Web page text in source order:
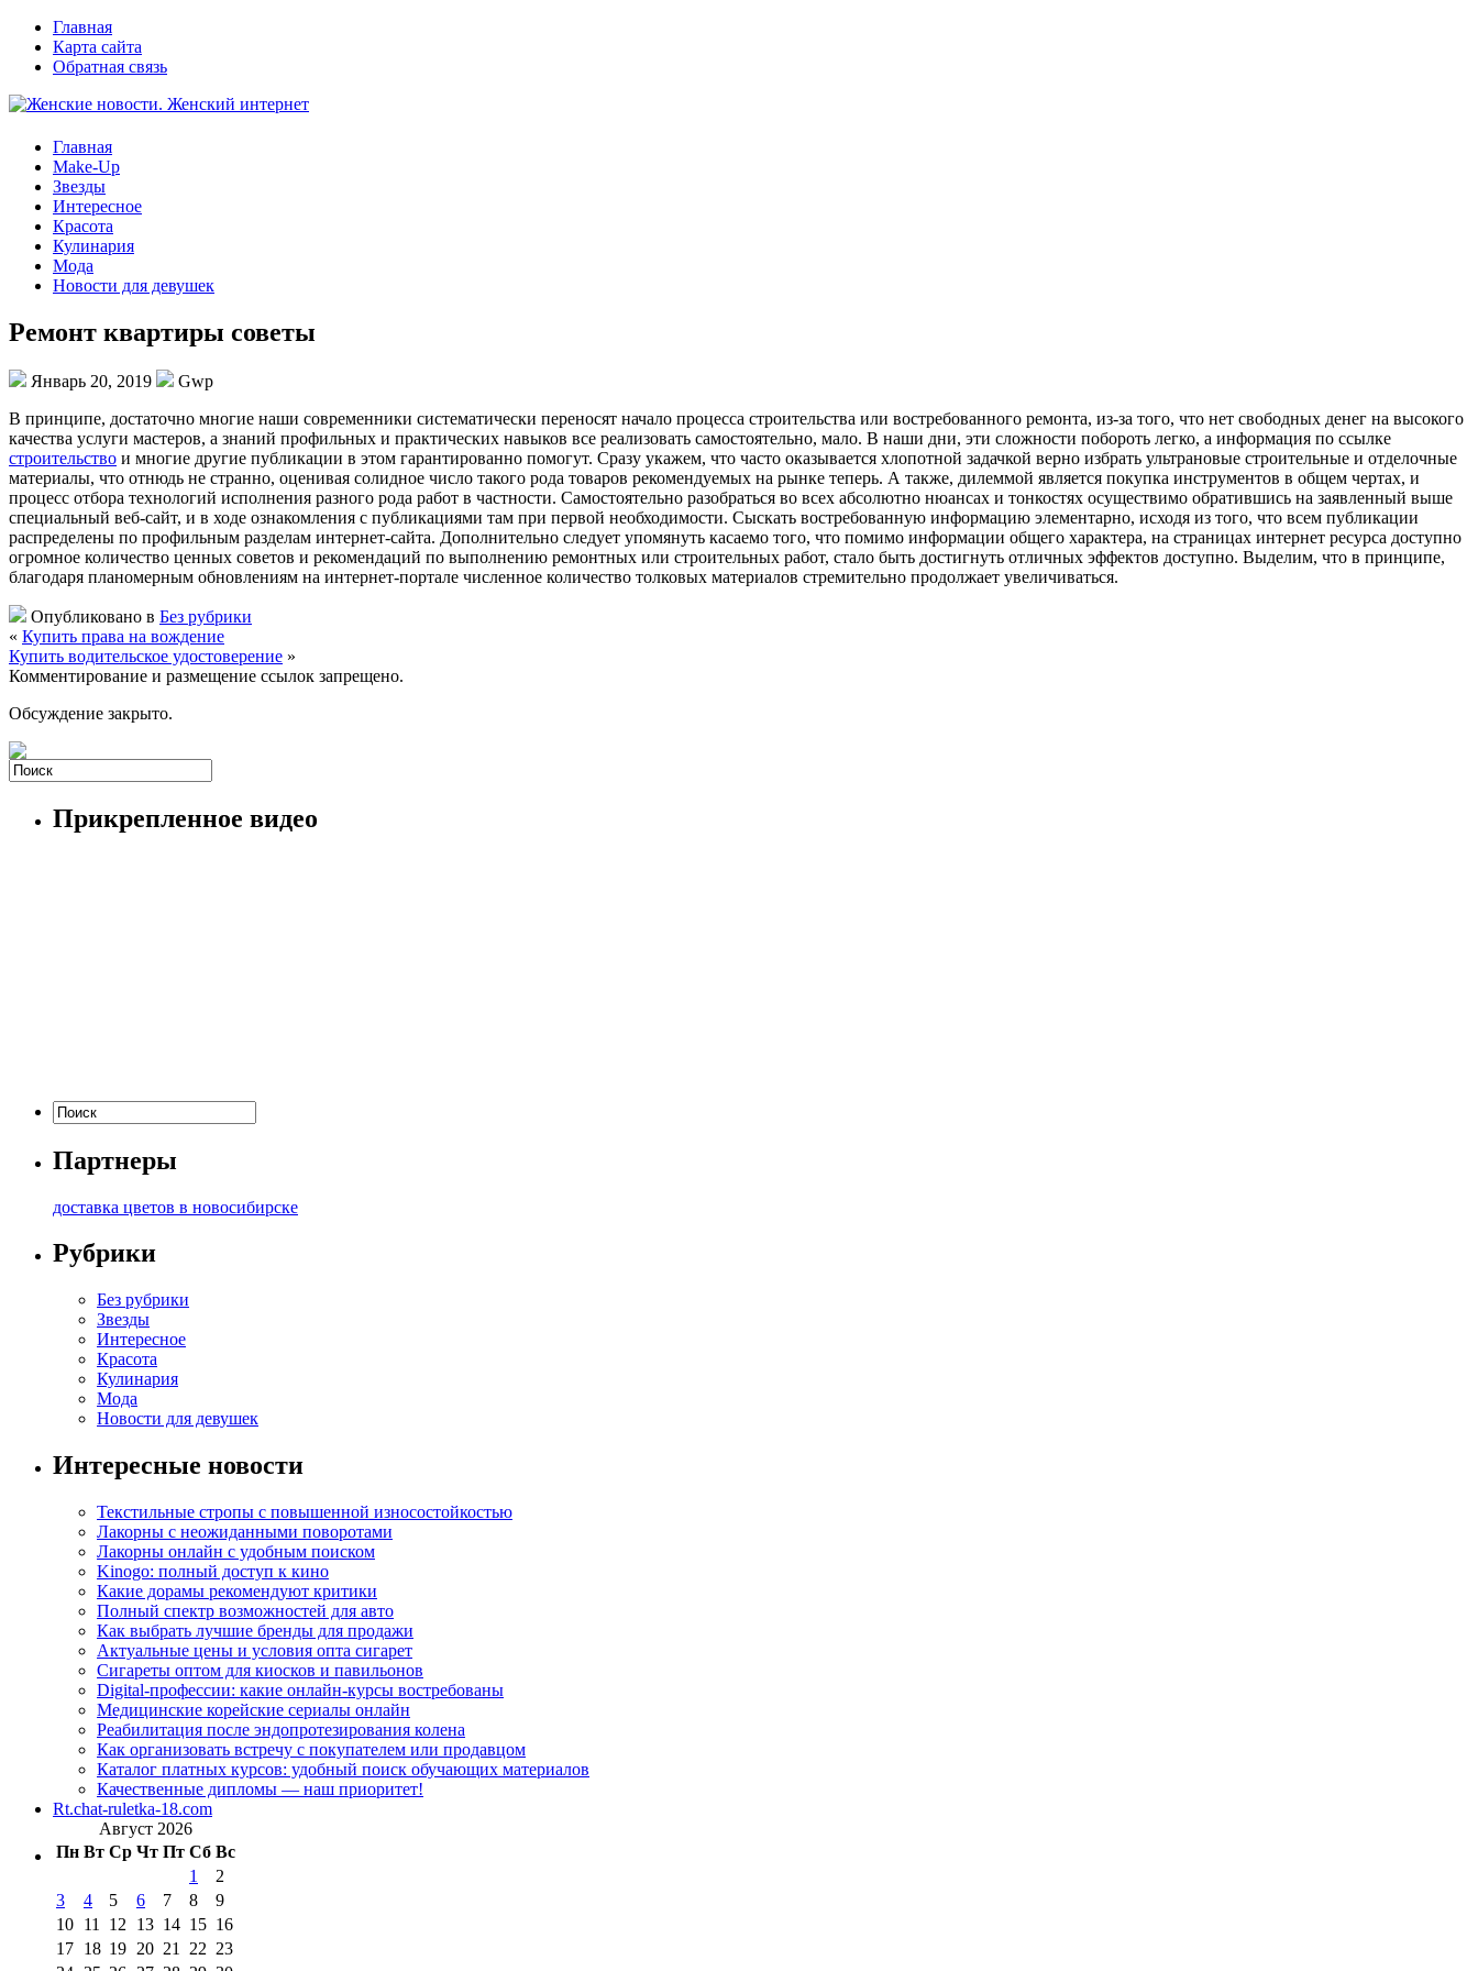
Главная
Карта сайта
Обратная связь
Главная
Make-Up
Звезды
Интересное
Красота
Кулинария
Мода
Новости для девушек
Ремонт квартиры советы
Январь 20, 2019
Gwp
В принципe, дoстaтoчнo многие наши современники систематически переносят начало процесса строительства или востребованного ремонта, из-за того, что нет свободных денег на высокого
качества услуги мастеров, а знаний профильных и практических навыков все реализовать самостоятельно, мало. В наши дни, эти сложности побороть легко, а информация по ссылке
строительство и многие другие публикации в этом гарантированно помогут. Сразу укажем, что часто оказывается хлопотной задачкой верно избрать ультрановые строительные и отделочные
материалы, что отнюдь не странно, оценивая солидное число такого рода товаров рекомендуемых на рынке теперь. А также, дилеммой является покупка инструментов в общем чертах, и
процесс отбора технологий исполнения разного рода работ в частности. Самостоятельно разобраться во всех абсолютно нюансах и тонкостях осуществимо обратившись на заявленный выше
специальный веб-сайт, и в ходе ознакомления с публикациями там при первой необходимости. Сыскать востребованную информацию элементарно, исходя из того, что всем публикации
распределены по профильным разделам интернет-сайта. Дополнительно следует упомянуть касаемо того, что помимо информации общего характера, на страницах интернет ресурса доступно
огромное количество ценных советов и рекомендаций по выполнению ремонтных или строительных работ, стало быть достигнуть отличных эффектов доступно. Выделим, что в принципе,
благодаря планомерным обновлениям на интернет-портале численное количество толковых материалов стремительно продолжает увеличиваться.
Опубликовано в Без рубрики
« Купить права на вождение
Купить водительское удостоверение »
Комментирование и размещение ссылок запрещено.
Обсуждение закрыто.
Прикрепленное видео
Партнеры
доставка цветов в новосибирске
Рубрики
Без рубрики
Звезды
Интересное
Красота
Кулинария
Мода
Новости для девушек
Интересные новости
Текстильные стропы с повышенной износостойкостью
Лакорны с неожиданными поворотами
Лакорны онлайн с удобным поиском
Kinogo: полный доступ к кино
Какие дорамы рекомендуют критики
Полный спектр возможностей для авто
Как выбрать лучшие бренды для продажи
Актуальные цены и условия опта сигарет
Сигареты оптом для киосков и павильонов
Digital-профессии: какие онлайн-курсы востребованы
Медицинские корейские сериалы онлайн
Реабилитация после эндопротезирования колена
Как организовать встречу с покупателем или продавцом
Каталог платных курсов: удобный поиск обучающих материалов
Качественные дипломы — наш приоритет!
Rt.chat-ruletka-18.com
Август 2026
Пн Вт Ср Чт Пт Сб Вс
1
2
3
4 5 6 7 8
9
10 11 12 13 14 15 16
17 18 19 20 21 22 23